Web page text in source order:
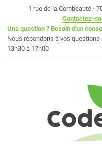
1 rue de la Combeauté -
Contactez-
Une question ? Besoin d'un
Nous répondons à vos questions
13h30 à 17h00